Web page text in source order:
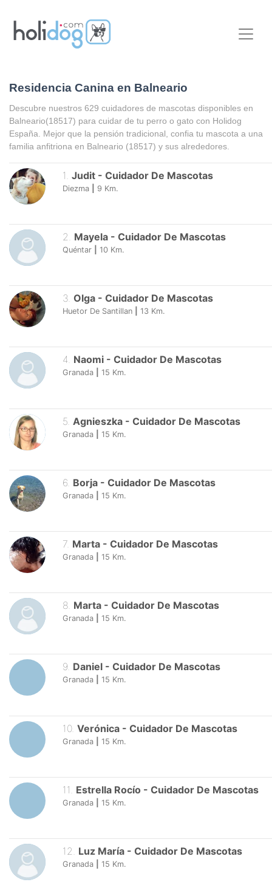
Residencia Canina en Balneario
Descubre nuestros 629 cuidadores de mascotas disponibles en
Balneario(18517) para cuidar de tu perro o gato con Holidog
España. Mejor que la pensión tradicional, confia tu mascota a una
familia anfitriona en Balneario (18517) y sus alrededores.
1 Judit - Cuidador De Mascotas
Diezma 9 Km.
2. Mayela - Cuidador De Mascotas
Quéntar 10 Km.
3. Olga - Cuidador De Mascotas
Huetor De Santillan 13 Km.
4. Naomi - Cuidador De Mascotas
Granada 15 Km.
5 Agnieszka - Cuidador De Mascotas
Granada 15 Km.
6 Borja - Cuidador De Mascotas
Granada 15 Km.
7. Marta - Cuidador De Mascotas
Granada 15 Km.
8. Marta - Cuidador De Mascotas
Granada 15 Km.
9. Daniel - Cuidador De Mascotas
Granada 15 Km.
10. Verónica - Cuidador De Mascotas
Granada 15 Km.
11 Estrella Rocío - Cuidador De Mascotas
Granada 15 Km.
12 Luz María - Cuidador De Mascotas
Granada 15 Km.